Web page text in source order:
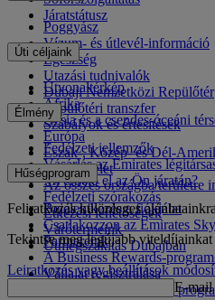
Járatstátusz
Poggyász
Vízum- és útlevél-információ
Egészség
Utazási tudnivalók
Dubaji Nemzetközi Repülőtér
Repülőtéri transzfer
Szabályok és értesítések
Úti céljaink
Útvonaltérkép
Afrika
Ázsia és a csendes-óceáni
Európa
Észak-, Közép- és Dél-
Közel-Kelet
Az összes országba/területre
Élmény
Fedélzeti jellemzők
Vásárlás az Emirates
Mi érhető el az Ön járatán?
Fedélzeti szórakozás
Étkezési lehetőségek
Várótermeink
Útmegszakítás Dubajban
Hűségprogram
Bejelentkezés a fiókjába
Csatlakozzon az Emirates
Partnereink
A Business Rewards-
Vállalat regisztrálása
Az Emirates Skywards
Feliratkozás különleges ajánlatainkra
Tekintse meg legújabb viteldíjainkat
Leiratkozás vagy beállítások
E-mail